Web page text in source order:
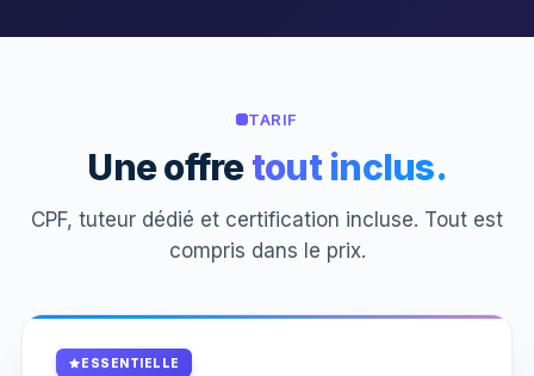
TARIF
Une offretout inclus.
CPF, tuteur dédié et certification incluse. Tout est
compris dans le prix.
ESSENTIELLE